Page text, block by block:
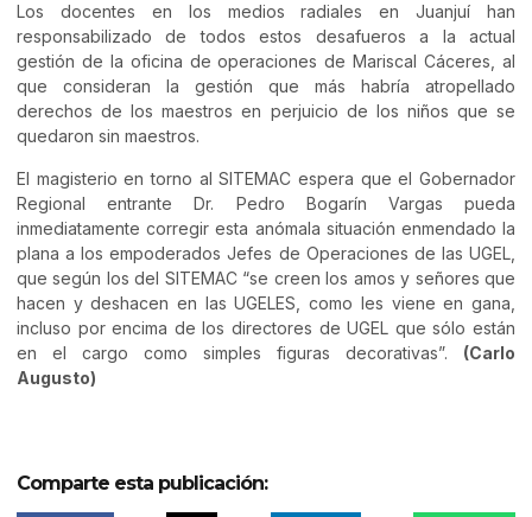
Los docentes en los medios radiales en Juanjuí han
responsabilizado de todos estos desafueros a la actual
gestión de la oficina de operaciones de Mariscal Cáceres, al
que consideran la gestión que más habría atropellado
derechos de los maestros en perjuicio de los niños que se
quedaron sin maestros.
El magisterio en torno al SITEMAC espera que el Gobernador
Regional entrante Dr. Pedro Bogarín Vargas pueda
inmediatamente corregir esta anómala situación enmendado la
plana a los empoderados Jefes de Operaciones de las UGEL,
que según los del SITEMAC “se creen los amos y señores que
hacen y deshacen en las UGELES, como les viene en gana,
incluso por encima de los directores de UGEL que sólo están
en el cargo como simples figuras decorativas”. (Carlo
Augusto)
Comparte esta publicación: